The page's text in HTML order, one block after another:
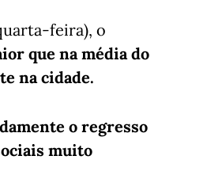
feira), o
que na média do
na cidade.
o regresso
muito